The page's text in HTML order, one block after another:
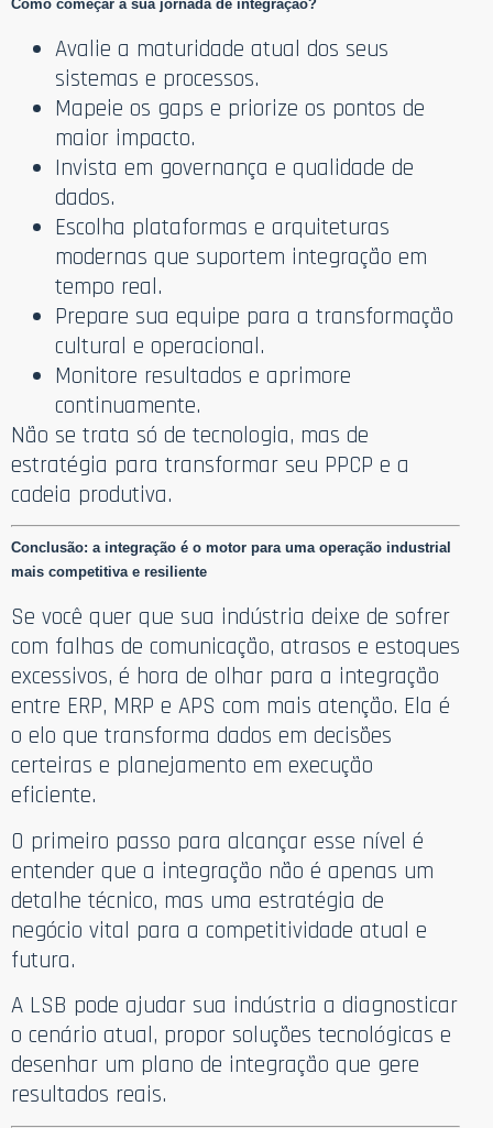
Como começar a sua jornada de integração?
Avalie a maturidade atual dos seus
sistemas e processos.
Mapeie os gaps e priorize os pontos de
maior impacto.
Invista em governança e qualidade de
dados.
Escolha plataformas e arquiteturas
modernas que suportem integração em
tempo real.
Prepare sua equipe para a transformação
cultural e operacional.
Monitore resultados e aprimore
continuamente.
Não se trata só de tecnologia, mas de
estratégia para transformar seu PPCP e a
cadeia produtiva.
Conclusão: a integração é o motor para uma operação industrial
mais competitiva e resiliente
Se você quer que sua indústria deixe de sofrer
com falhas de comunicação, atrasos e estoques
excessivos, é hora de olhar para a integração
entre ERP, MRP e APS com mais atenção. Ela é
o elo que transforma dados em decisões
certeiras e planejamento em execução
eficiente.
O primeiro passo para alcançar esse nível é
entender que a integração não é apenas um
detalhe técnico, mas uma estratégia de
negócio vital para a competitividade atual e
futura.
A LSB pode ajudar sua indústria a diagnosticar
o cenário atual, propor soluções tecnológicas e
desenhar um plano de integração que gere
resultados reais.